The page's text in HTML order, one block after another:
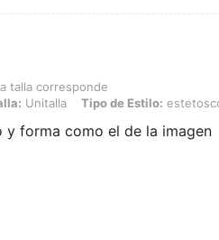
corresponde, Color: Multicolor, Talla:
talla corresponde
Unitalla Tipo de Estilo:
y forma como el de la imagen